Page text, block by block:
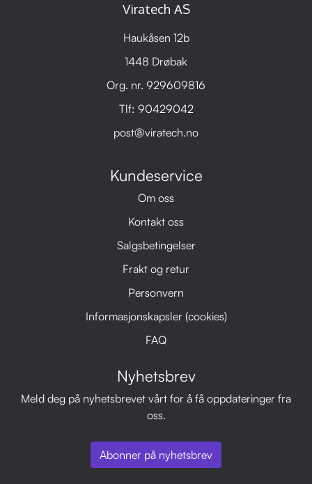
Viratech AS
Haukåsen 12b
1448 Drøbak
Org. nr. 929609816
Tlf: 90429042
post@viratech.no
Kundeservice
Om oss
Kontakt oss
Salgsbetingelser
Frakt og retur
Personvern
Informasjonskapsler (cookies)
FAQ
Nyhetsbrev
Meld deg på nyhetsbrevet vårt for å få oppdateringer fra
oss.
Abonner på nyhetsbrev